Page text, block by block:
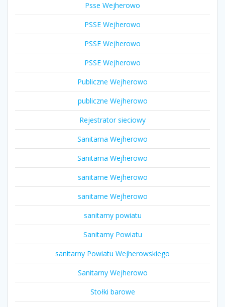
Psse Wejherowo
PSSE Wejherowo
PSSE Wejherowo
PSSE Wejherowo
Publiczne Wejherowo
publiczne Wejherowo
Rejestrator sieciowy
Sanitarna Wejherowo
Sanitarna Wejherowo
sanitarne Wejherowo
sanitarne Wejherowo
sanitarny powiatu
Sanitarny Powiatu
sanitarny Powiatu Wejherowskiego
Sanitarny Wejherowo
Stołki barowe